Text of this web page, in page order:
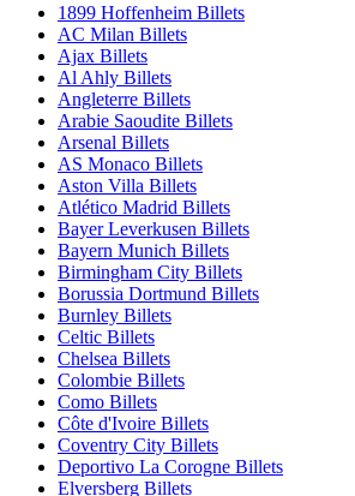
1899 Hoffenheim Billets
AC Milan Billets
Ajax Billets
Al Ahly Billets
Angleterre Billets
Arabie Saoudite Billets
Arsenal Billets
AS Monaco Billets
Aston Villa Billets
Atlético Madrid Billets
Bayer Leverkusen Billets
Bayern Munich Billets
Birmingham City Billets
Borussia Dortmund Billets
Burnley Billets
Celtic Billets
Chelsea Billets
Colombie Billets
Como Billets
Côte d'Ivoire Billets
Coventry City Billets
Deportivo La Corogne Billets
Elversberg Billets